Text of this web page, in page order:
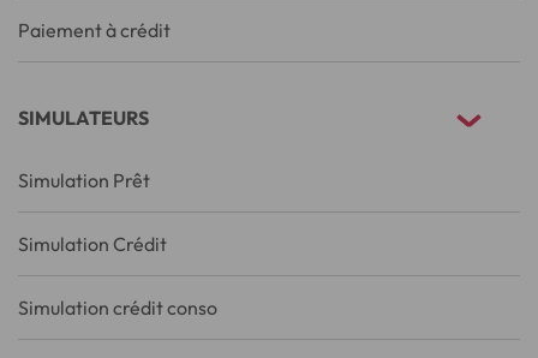
Paiement à crédit
SIMULATEURS
Simulation Prêt
Simulation Crédit
Simulation crédit conso